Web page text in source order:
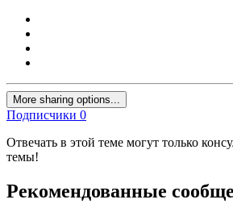
More sharing options...
Подписчики 0
Отвечать в этой теме могут только
темы!
Рекомендованные